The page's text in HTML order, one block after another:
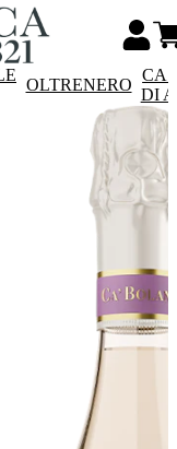
OLTRENERO
DI